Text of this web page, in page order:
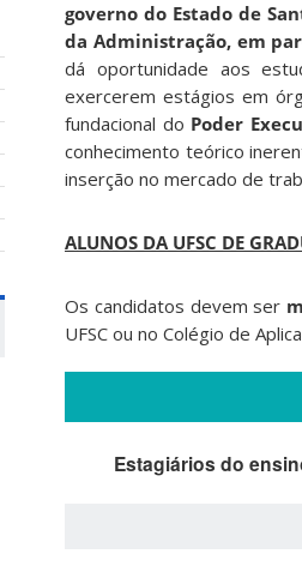
governo do Estado de
da Administração, em
dá oportunidade aos
exercerem estágios em
fundacional do Poder
conhecimento teórico
inserção no mercado de
ALUNOS DA UFSC DE
Os candidatos devem ser
UFSC ou no Colégio de
Estagiários do